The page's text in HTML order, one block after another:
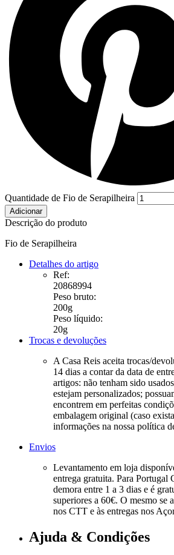
Quantidade de Fio de Serapilheira
Adicionar
Descrição do produto
Fio de Serapilheira
Detalhes do artigo
Ref:
20868994
Peso bruto:
200g
Peso líquido:
20g
Trocas e devoluções
A Casa Reis aceita trocas/
14 dias a contar da data de
artigos: não tenham sido
estejam personalizados;
encontrem em perfeitas
embalagem original (caso
informações na nossa política
Envios
Levantamento em loja
entrega gratuita. Para Portugal
demora entre 1 a 3 dias e é
superiores a 60€. O mesmo se
nos CTT e às entregas nos
Ajuda & Condições